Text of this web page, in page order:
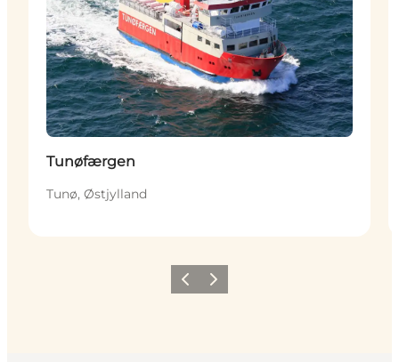
Tunøfærgen
Tunø, Østjylland
ForrigeNæste